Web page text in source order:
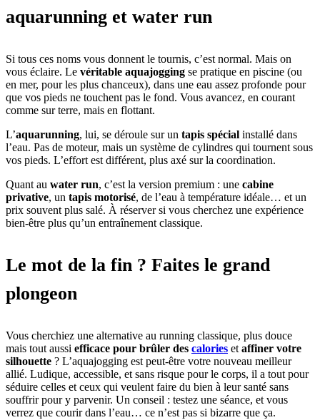
aquarunning et water run
Si tous ces noms vous donnent le tournis, c’est normal. Mais on
vous éclaire. Le véritable aquajogging se pratique en piscine (ou
en mer, pour les plus chanceux), dans une eau assez profonde pour
que vos pieds ne touchent pas le fond. Vous avancez, en courant
comme sur terre, mais en flottant.
L’aquarunning, lui, se déroule sur un tapis spécial installé dans
l’eau. Pas de moteur, mais un système de cylindres qui tournent sous
vos pieds. L’effort est différent, plus axé sur la coordination.
Quant au water run, c’est la version premium : une cabine
privative, un tapis motorisé, de l’eau à température idéale… et un
prix souvent plus salé. À réserver si vous cherchez une expérience
bien-être plus qu’un entraînement classique.
Le mot de la fin ? Faites le grand
plongeon
Vous cherchiez une alternative au running classique, plus douce
mais tout aussi efficace pour brûler des calories et affiner votre
silhouette ? L’aquajogging est peut-être votre nouveau meilleur
allié. Ludique, accessible, et sans risque pour le corps, il a tout pour
séduire celles et ceux qui veulent faire du bien à leur santé sans
souffrir pour y parvenir. Un conseil : testez une séance, et vous
verrez que courir dans l’eau… ce n’est pas si bizarre que ça.